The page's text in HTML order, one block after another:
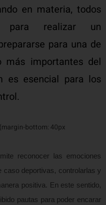
en materia, todos
para realizar un
para una de
más importantes del
es esencial para los
bottom: 40px
reconocer las emociones
caso deportivas, controlarlas y
positiva. En este sentido,
pautas para poder encarar